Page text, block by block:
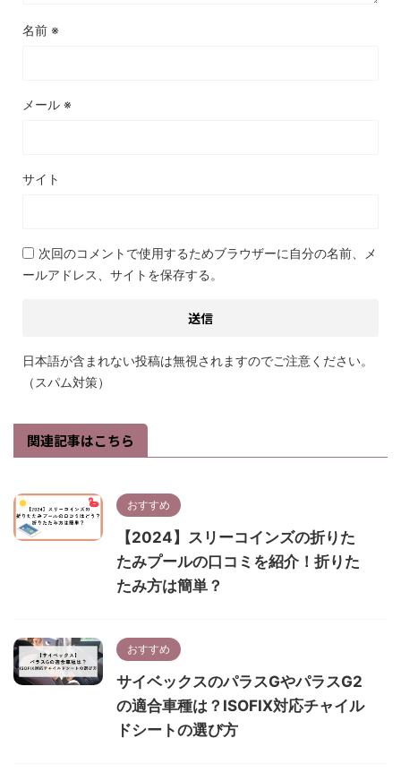
名前 ※
メール ※
サイト
次回のコメントで使用するためブラウザーに自分の名前、メ
ールアドレス、サイトを保存する。
日本語が含まれない投稿は無視されますのでご注意ください。
（スパム対策）
関連記事はこちら
おすすめ
【2024】スリーコインズの折りた
たみプールの口コミを紹介！折りた
たみ方は簡単？
おすすめ
サイベックスのパラスGやパラスG2
の適合車種は？ISOFIX対応チャイル
ドシートの選び方